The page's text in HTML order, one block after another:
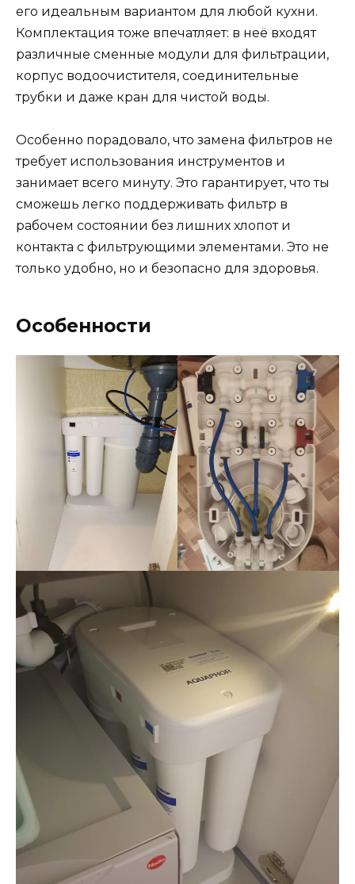
его идеальным вариантом для любой кухни.
Комплектация тоже впечатляет: в неё входят
различные сменные модули для фильтрации,
корпус водоочистителя, соединительные
трубки и даже кран для чистой воды.
Особенно порадовало, что замена фильтров не
требует использования инструментов и
занимает всего минуту. Это гарантирует, что ты
сможешь легко поддерживать фильтр в
рабочем состоянии без лишних хлопот и
контакта с фильтрующими элементами. Это не
только удобно, но и безопасно для здоровья.
Особенности